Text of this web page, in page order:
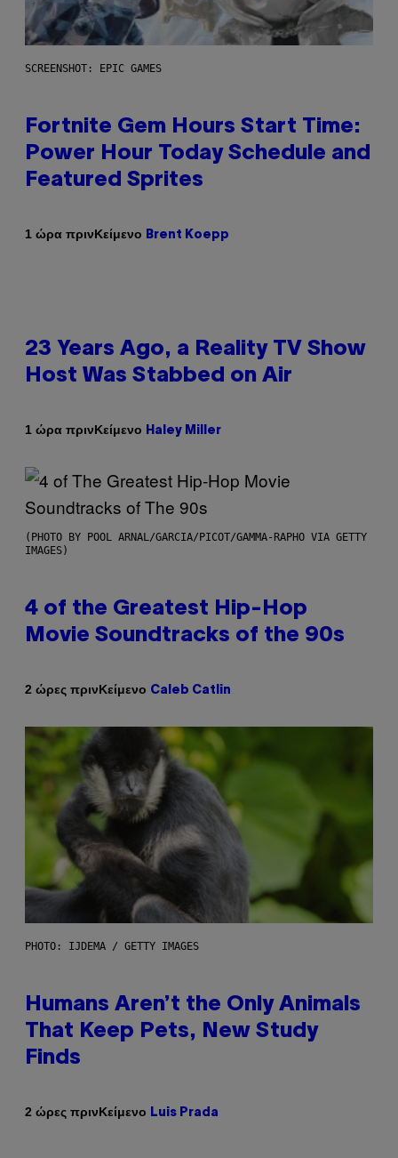
SCREENSHOT: EPIC GAMES
Fortnite Gem Hours Start Time:
Power Hour Today Schedule and
Featured Sprites
1 ώρα πρινΚείμενο Brent Koepp
23 Years Ago, a Reality TV Show
Host Was Stabbed on Air
1 ώρα πρινΚείμενο Haley Miller
(PHOTO BY POOL ARNAL/GARCIA/PICOT/GAMMA-RAPHO VIA GETTY
IMAGES)
4 of the Greatest Hip-Hop
Movie Soundtracks of the 90s
2 ώρες πρινΚείμενο Caleb Catlin
PHOTO: IJDEMA / GETTY IMAGES
Humans Aren’t the Only Animals
That Keep Pets, New Study
Finds
2 ώρες πρινΚείμενο Luis Prada